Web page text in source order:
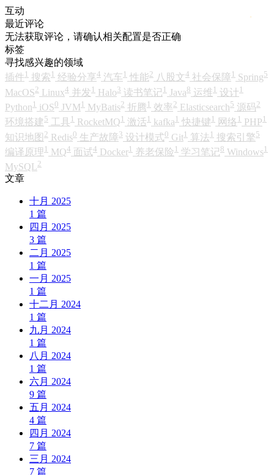
互动
最近评论
无法获取评论，请确认相关配置是否正确
标签
寻找感兴趣的领域
插件 1 搜索 1 经验分享4 汽车 1 性能2 八股文4 社会保障 1 Spring5
MacOS2 Linux4 并发 1 Halo3 读书笔记 1 Java8 运维 1 设计 1
Python 1 iOS0 JVM 1 MyBatis2 折腾 1 效率 2 Elasticsearch5 源码2
环境搭建5 工具 1 RocketMQ 1 激活 1 kafka 1 快捷键 1 网络 1 PHP 1
知识地图 2 Redis0 生产故障3 设计模式0 Git1 算法 1 搜索引擎5
编译原理 1 MQ4 面试4 Docker1 养老保险 1 学习笔记8 Windows1
MySQL2
文章
十月 2025
1 篇
四月 2025
3 篇
二月 2025
1 篇
一月 2025
1 篇
十二月 2024
1 篇
九月 2024
1 篇
八月 2024
1 篇
六月 2024
9 篇
五月 2024
4 篇
四月 2024
7 篇
三月 2024
7 篇